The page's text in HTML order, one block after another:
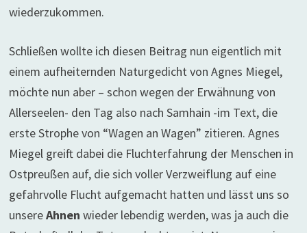
wiederzukommen.
Schließen wollte ich diesen Beitrag nun eigentlich mit
einem aufheiternden Naturgedicht von Agnes Miegel,
möchte nun aber – schon wegen der Erwähnung von
Allerseelen- den Tag also nach Samhain -im Text, die
erste Strophe von “Wagen an Wagen” zitieren. Agnes
Miegel greift dabei die Fluchterfahrung der Menschen in
Ostpreußen auf, die sich voller Verzweiflung auf eine
gefahrvolle Flucht aufgemacht hatten und lässt uns so
unsereAhnen wieder lebendig werden, was ja auch die